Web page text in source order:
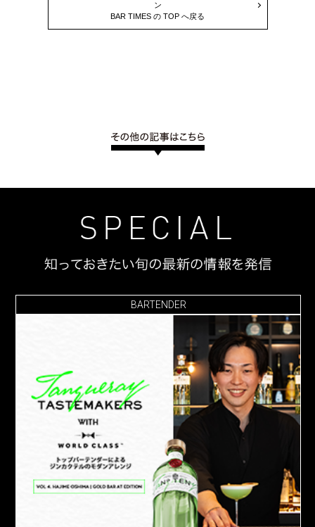
ン
BAR TIMES の TOP へ戻る
BARTENDER